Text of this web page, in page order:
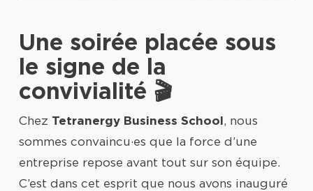
Une soirée placée sous
le signe de la
convivialité 🎬
Chez Tetranergy Business School, nous
sommes convaincu·es que la force d’une
entreprise repose avant tout sur son équipe.
C’est dans cet esprit que nous avons inauguré